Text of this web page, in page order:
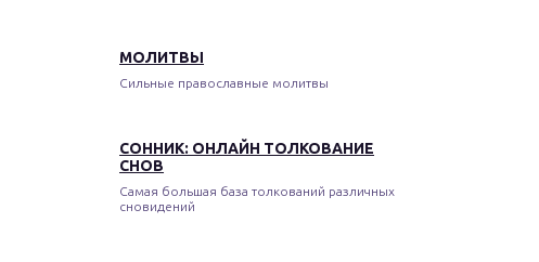
МОЛИТВЫ
Сильные православные молитвы
СОННИК: ОНЛАЙН ТОЛКОВАНИЕ
СНОВ
Самая большая база толкований различных
сновидений